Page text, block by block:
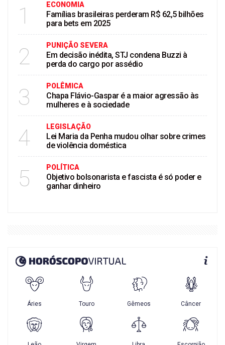
1 ECONOMIA
Famílias brasileiras perderam R$ 62,5 bilhões
para bets em 2025
2 PUNIÇÃO SEVERA
Em decisão inédita, STJ condena Buzzi à
perda do cargo por assédio
3 POLÊMICA
Chapa Flávio-Gaspar é a maior agressão às
mulheres e à sociedade
4 LEGISLAÇÃO
Lei Maria da Penha mudou olhar sobre crimes
de violência doméstica
5 POLÍTICA
Objetivo bolsonarista e fascista é só poder e
ganhar dinheiro